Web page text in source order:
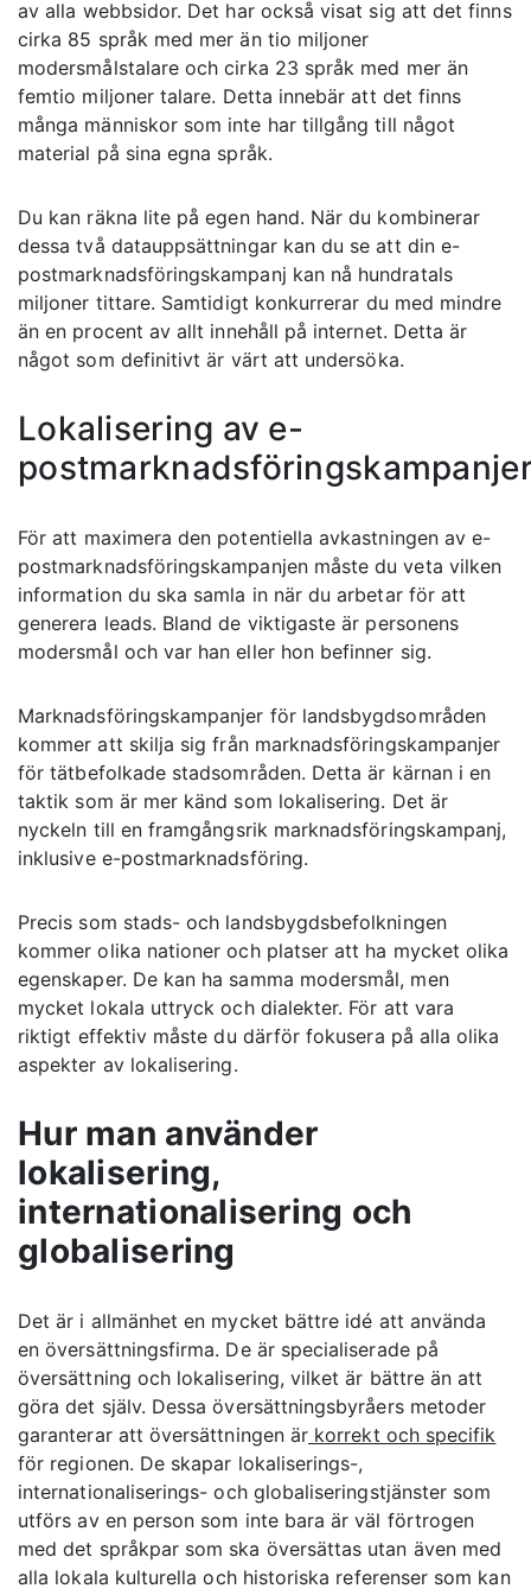
av alla webbsidor. Det har också visat sig att det finns
cirka 85 språk med mer än tio miljoner
modersmålstalare och cirka 23 språk med mer än
femtio miljoner talare. Detta innebär att det finns
många människor som inte har tillgång till något
material på sina egna språk.
Du kan räkna lite på egen hand. När du kombinerar
dessa två datauppsättningar kan du se att din e-
postmarknadsföringskampanj kan nå hundratals
miljoner tittare. Samtidigt konkurrerar du med mindre
än en procent av allt innehåll på internet. Detta är
något som definitivt är värt att undersöka.
Lokalisering av e-
För att maximera den potentiella avkastningen av e-
postmarknadsföringskampanjen måste du veta vilken
information du ska samla in när du arbetar för att
generera leads. Bland de viktigaste är personens
modersmål och var han eller hon befinner sig.
Marknadsföringskampanjer för landsbygdsområden
kommer att skilja sig från marknadsföringskampanjer
för tätbefolkade stadsområden. Detta är kärnan i en
taktik som är mer känd som lokalisering. Det är
nyckeln till en framgångsrik marknadsföringskampanj,
inklusive e-postmarknadsföring.
Precis som stads- och landsbygdsbefolkningen
kommer olika nationer och platser att ha mycket olika
egenskaper. De kan ha samma modersmål, men
mycket lokala uttryck och dialekter. För att vara
riktigt effektiv måste du därför fokusera på alla olika
aspekter av lokalisering.
Hur man använder
lokalisering,
internationalisering och
globalisering
Det är i allmänhet en mycket bättre idé att använda
en översättningsfirma. De är specialiserade på
översättning och lokalisering, vilket är bättre än att
göra det själv. Dessa översättningsbyråers metoder
garanterar att översättningen är korrekt och specifik
för regionen. De skapar lokaliserings-,
internationaliserings- och globaliseringstjänster som
utförs av en person som inte bara är väl förtrogen
med det språkpar som ska översättas utan även med
alla lokala kulturella och historiska referenser som kan